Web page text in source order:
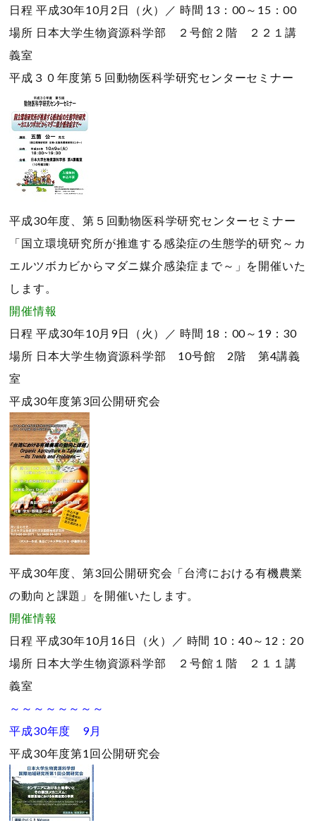
日程 平成30年10月2日（火）／ 時間 13：00～15：00
場所 日本大学生物資源科学部 ２号館２階 ２２１講
義室
平成３０年度第５回動物医科学研究センターセミナー
平成30年度、第５回動物医科学研究センターセミナー
「国立環境研究所が推進する感染症の生態学的研究～カ
エルツボカビからマダニ媒介感染症まで～」を開催いた
します。
開催情報
日程 平成30年10月9日（火）／ 時間 18：00～19：30
場所 日本大学生物資源科学部 10号館 2階 第4講義
室
平成30年度第3回公開研究会
平成30年度、第3回公開研究会「台湾における有機農業
の動向と課題」を開催いたします。
開催情報
日程 平成30年10月16日（火）／ 時間 10：40～12：20
場所 日本大学生物資源科学部 ２号館１階 ２１１講
義室
～～～～～～～～
平成30年度 9月
平成30年度第1回公開研究会